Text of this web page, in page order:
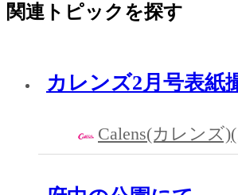
関連トピックを探す
カレンズ2月号表紙
Calens(カレンズ